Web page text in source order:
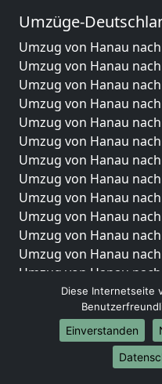
Umzüge-
Umzug von Hanau
Umzug von Hanau
Umzug von Hanau
Umzug von Hanau
Umzug von Hanau
Umzug von Hanau
Umzug von Hanau
Umzug von Hanau
Umzug von Hanau
Umzug von Hanau
Umzug von Hanau
Umzug von Hanau
Umzug von Hanau
Umzug von Hanau
Umzug von Hanau
Umzug von Hanau
Umzug von Hanau
Umzug von Hanau
Diese Internetseite
Einverstanden